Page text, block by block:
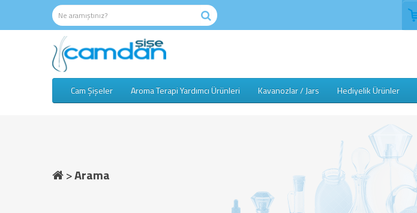
Cam Şişeler Aroma Terapi Yardımcı Ürünleri Kavanozlar / Jars Hediyelik Ürünler
Arama